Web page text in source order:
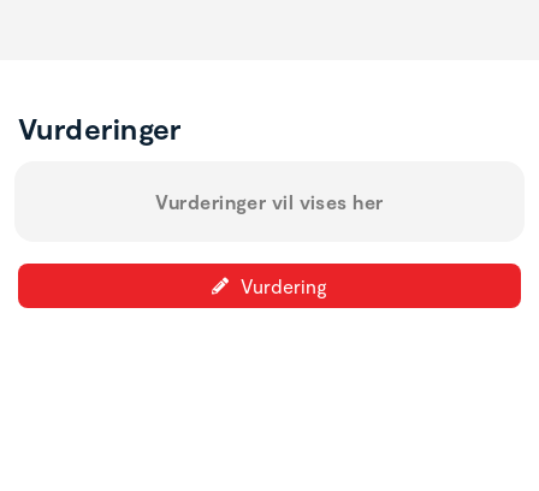
Vurderinger
Vurderinger vil vises her
Vurdering